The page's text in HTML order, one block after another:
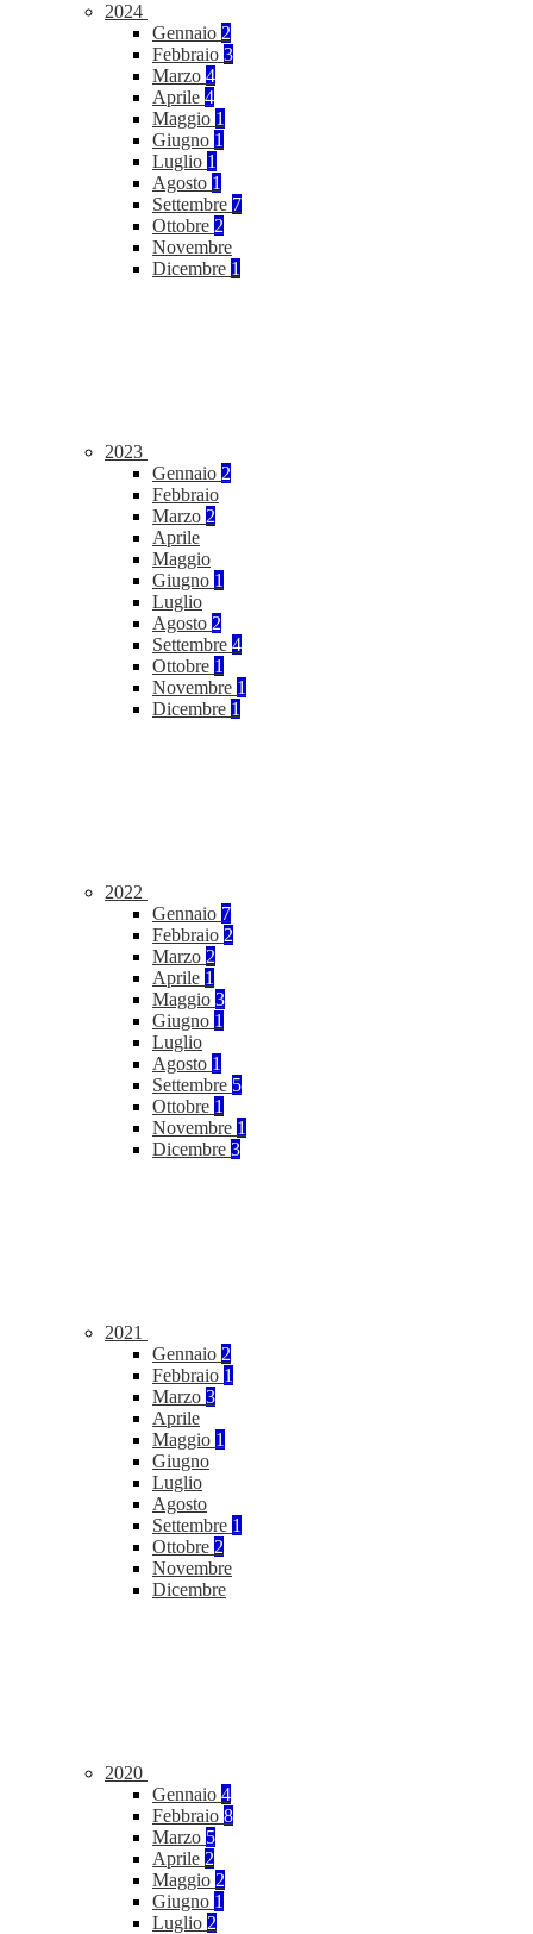
2024
Gennaio 2
Febbraio 3
Marzo 4
Aprile 4
Maggio 1
Giugno 1
Luglio 1
Agosto 1
Settembre 7
Ottobre 2
Novembre
Dicembre 1
2023
Gennaio 2
Febbraio
Marzo 2
Aprile
Maggio
Giugno 1
Luglio
Agosto 2
Settembre 4
Ottobre 1
Novembre 1
Dicembre 1
2022
Gennaio 7
Febbraio 2
Marzo 2
Aprile 1
Maggio 3
Giugno 1
Luglio
Agosto 1
Settembre 5
Ottobre 1
Novembre 1
Dicembre 3
2021
Gennaio 2
Febbraio 1
Marzo 3
Aprile
Maggio 1
Giugno
Luglio
Agosto
Settembre 1
Ottobre 2
Novembre
Dicembre
2020
Gennaio 4
Febbraio 8
Marzo 5
Aprile 2
Maggio 2
Giugno 1
Luglio 2